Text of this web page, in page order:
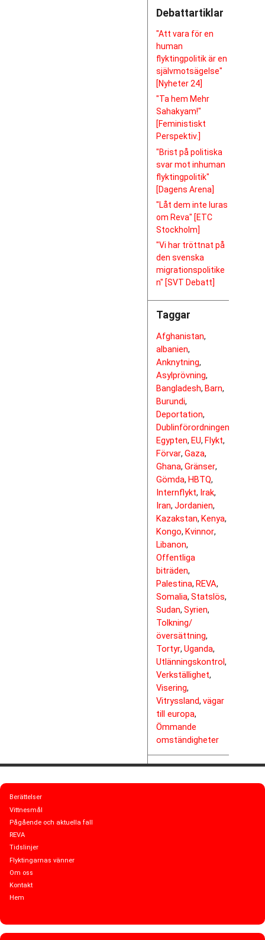
Debattartiklar
"Att vara för en
human
flyktingpolitik är en
självmotsägelse"
[Nyheter 24]
"Ta hem Mehr
Sahakyam!"
[Feministiskt
Perspektiv.]
"Brist på politiska
svar mot inhuman
flyktingpolitik"
[Dagens Arena]
"Låt dem inte luras
om Reva" [ETC
Stockholm]
"Vi har tröttnat på
den svenska
migrationspolitike
n" [SVT Debatt]
Taggar
Afghanistan,
albanien,
Anknytning,
Asylprövning,
Bangladesh, Barn,
Burundi,
Deportation,
Dublinförordningen
Egypten, EU, Flykt,
Förvar,Gaza,
Ghana,Gränser,
Gömda, HBTQ,
Internflykt, Irak,
Iran,Jordanien,
Kazakstan, Kenya,
Kongo, Kvinnor,
Libanon,
Offentliga
biträden,
Palestina, REVA,
Somalia,Statslös,
Sudan,Syrien,
Tolkning/
översättning,
Tortyr,Uganda,
Utlänningskontrol,
Verkställighet,
Visering,
Vitryssland,vägar
till europa,
Ömmande
omständigheter
Berättelser
Vittnesmål
Pågående och aktuella fall
REVA
Tidslinjer
Flyktingarnas vänner
Om oss
Kontakt
Hem